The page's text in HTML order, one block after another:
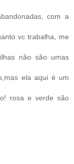
com a
vc trabalha, me
não são umas
ela aqui é um
rosa e verde são